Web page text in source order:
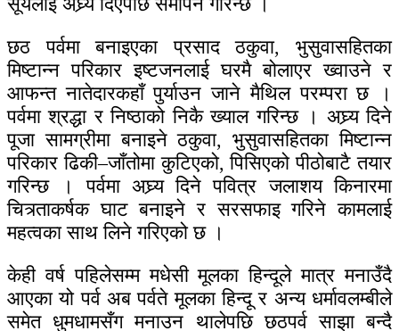
छठ पर्वमा बनाइएका प्रसाद ठकुवा, भुसुवासहितका
मिष्टान्न परिकार इष्टजनलाई घरमै बोलाएर ख्वाउने र
आफन्त नातेदारकहाँ पुर्याउन जाने मैथिल परम्परा छ ।
पर्वमा श्रद्धा र निष्ठाको निकै ख्याल गरिन्छ । अघ्र्य दिने
पूजा सामग्रीमा बनाइने ठकुवा, भुसुवासहितका मिष्टान्न
परिकार ढिकी–जाँतोमा कुटिएको, पिसिएको पीठोबाटै तयार
गरिन्छ । पर्वमा अघ्र्य दिने पवित्र जलाशय किनारमा
चित्र्ताकर्षक घाट बनाइने र सरसफाइ गरिने कामलाई
महत्वका साथ लिने गरिएको छ ।
केही वर्ष पहिलेसम्म मधेसी मूलका हिन्दूले मात्र मनाउँदै
आएका यो पर्व अब पर्वते मूलका हिन्दू र अन्य धर्मावलम्बीले
समेत धुमधामसँग मनाउन थालेपछि छठपर्व साझा बन्दै